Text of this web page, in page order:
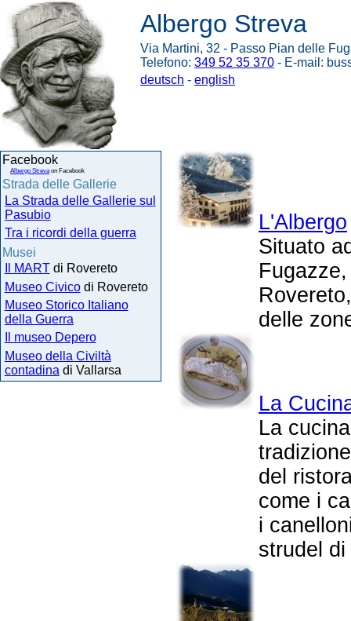
Albergo Streva
Via Martini, 32 - Passo Pian delle
Telefono: 349 52 35 370 - E-mail:
deutsch - english
L'Albergo
Situato
delle
La
La
del
come i
i
strudel di
Facebook
Albergo Strevaon Facebook
Strada delle Gallerie
La Strada delle Gallerie sul
Pasubio
Tra i ricordi della guerra
Musei
Il MARTdi Rovereto
Museo Civicodi Rovereto
Museo Storico Italiano
della Guerra
Il museo Depero
Museo della Civiltà
contadina di Vallarsa